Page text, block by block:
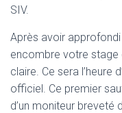
SIV.
Après avoir
encombre votre stage
claire. Ce sera l’heure
officiel. Ce premier
d’un moniteur breveté